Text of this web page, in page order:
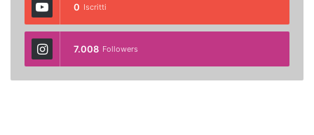
0 Iscritti
7.008 Followers